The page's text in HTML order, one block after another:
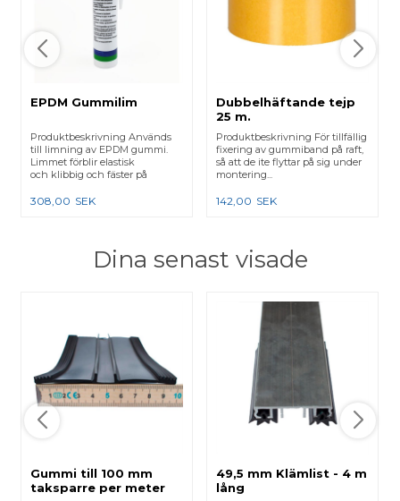
EPDM Gummilim
Produktbeskrivning Används
till limning av EPDM gummi.
Limmet förblir elastisk
och klibbig och fäster på
308,00 SEK
Dubbelhäftande tejp
25 m.
Produktbeskrivning För tillfällig
fixering av gummiband på raft,
så att de ite flyttar på sig under
montering...
142,00 SEK
Dina senast visade
Gummi till 100 mm
taksparre per meter
49,5 mm Klämlist - 4 m
lång